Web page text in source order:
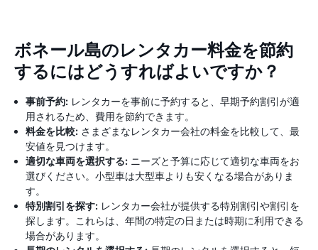
ボネール島のレンタカー料金を節約
するにはどうすればよいですか？
事前予約: レンタカーを事前に予約すると、早期予約割引が適
用されるため、費用を節約できます。
料金を比較: さまざまなレンタカー会社の料金を比較して、最
安値を見つけます。
適切な車両を選択する: ニーズと予算に応じて適切な車両をお
選びください。小型車は大型車よりも安くなる場合がありま
す。
特別割引を探す: レンタカー会社が提供する特別割引や割引を
探します。これらは、年間の特定の日または時期に利用できる
場合があります。